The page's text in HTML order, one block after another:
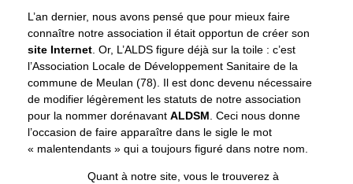
L’an dernier, nous avons pensé que pour mieux faire
connaître notre association il était opportun de créer son
site Internet. Or, L’ALDS figure déjà sur la toile : c’est
l’Association Locale de Développement Sanitaire de la
commune de Meulan (78). Il est donc devenu nécessaire
de modifier légèrement les statuts de notre association
pour la nommer dorénavant ALDSM. Ceci nous donne
l’occasion de faire apparaître dans le sigle le mot
« malentendants » qui a toujours figuré dans notre nom.
Quant à notre site, vous le trouverez à